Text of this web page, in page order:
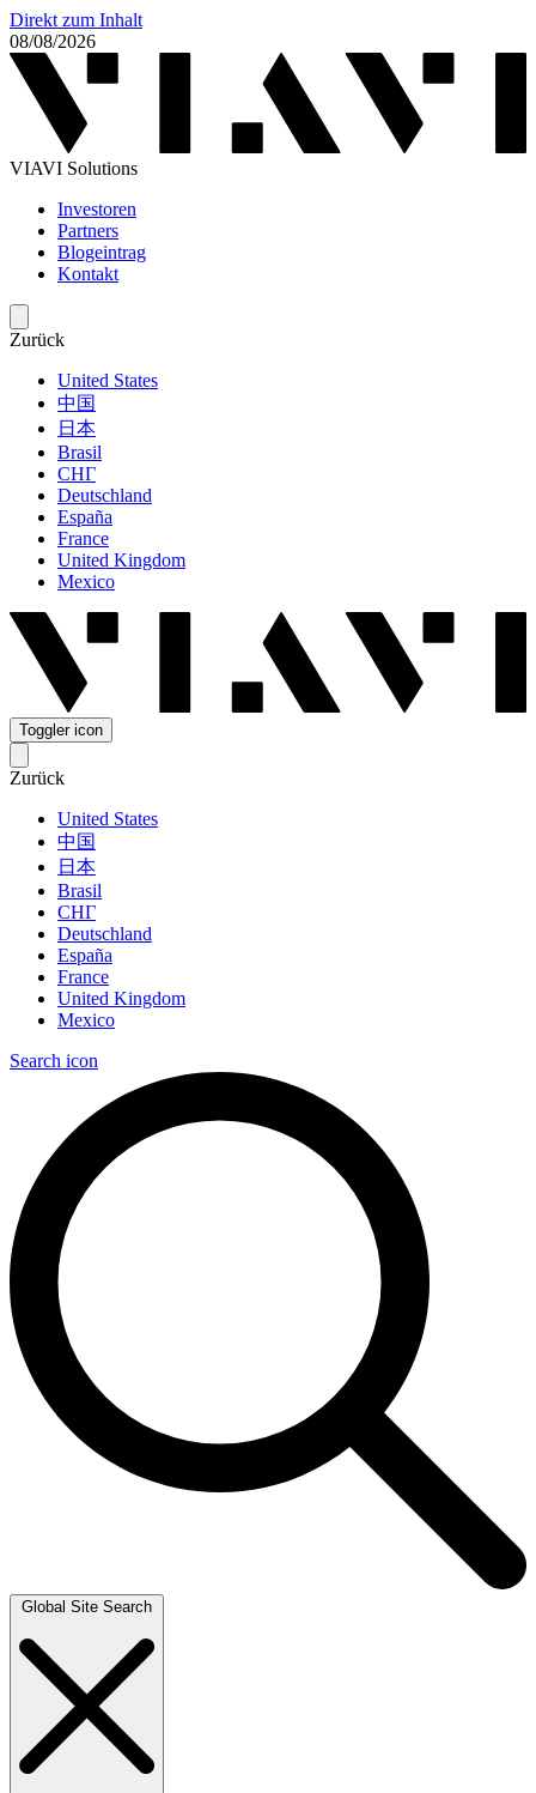
Direkt zum Inhalt
08/08/2026
VIAVI Solutions
Investoren
Partners
Blogeintrag
Kontakt
Zurück
United States
中国
日本
Brasil
СНГ
Deutschland
España
France
United Kingdom
Mexico
Toggler icon
Zurück
United States
中国
日本
Brasil
СНГ
Deutschland
España
France
United Kingdom
Mexico
Search icon
Global Site Search